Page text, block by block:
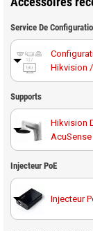
Service De
Hikvision
Supports
Hikvision
AcuSense
Hikvision
dérivation
Injecteur PoE
Injecteur